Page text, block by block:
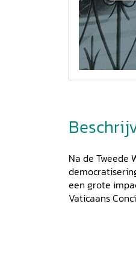
Na de Tweede
een grote
Vaticaans
aandacht
tendensen
aantal